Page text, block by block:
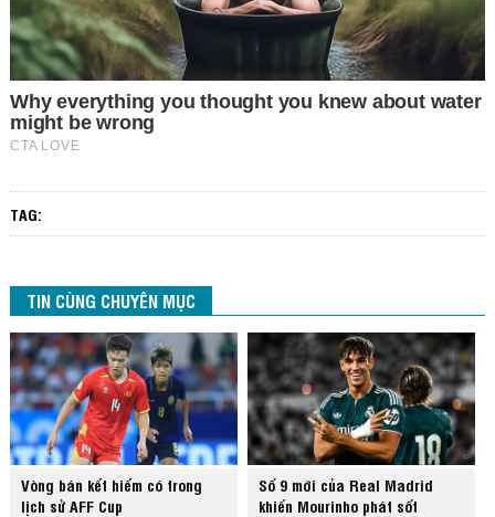
TAG:
TIN CÙNG CHUYÊN MỤC
Vòng bán kết hiếm có trong
lịch sử AFF Cup
Số 9 mới của Real Madrid
khiến Mourinho phát sốt